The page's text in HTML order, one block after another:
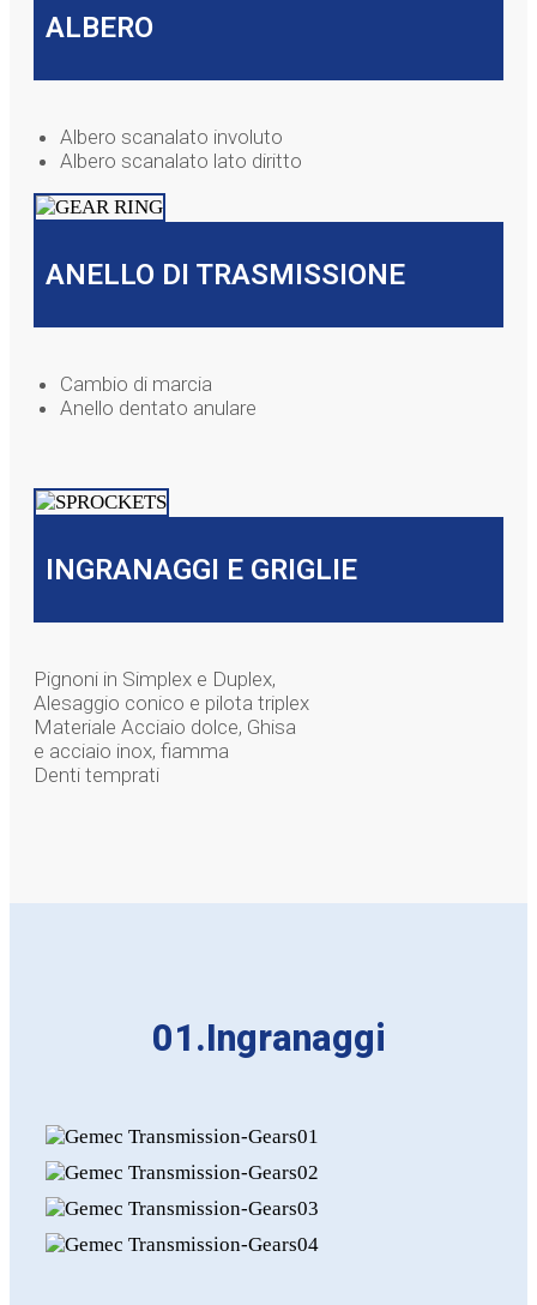
ALBERO
Albero scanalato involuto
Albero scanalato lato diritto
ANELLO DI TRASMISSIONE
Cambio di marcia
Anello dentato anulare
INGRANAGGI E GRIGLIE
Pignoni in Simplex e Duplex,
Alesaggio conico e pilota triplex
Materiale Acciaio dolce, Ghisa
e acciaio inox, fiamma
Denti temprati
01.Ingranaggi